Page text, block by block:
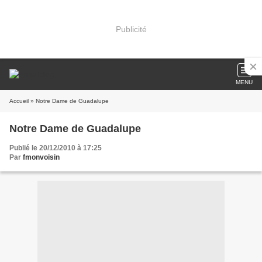
Publicité
MENU
Accueil » Notre Dame de Guadalupe
Notre Dame de Guadalupe
Publié le 20/12/2010 à 17:25
Par fmonvoisin